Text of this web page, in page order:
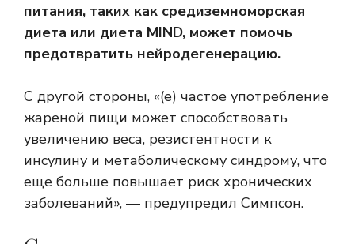
питания, таких как средиземноморская
диета или диета MIND, может помочь
предотвратить нейродегенерацию.
С другой стороны, «(е) частое употребление
жареной пищи может способствовать
увеличению веса, резистентности к
инсулину и метаболическому синдрому, что
еще больше повышает риск хронических
заболеваний», — предупредил Симпсон.